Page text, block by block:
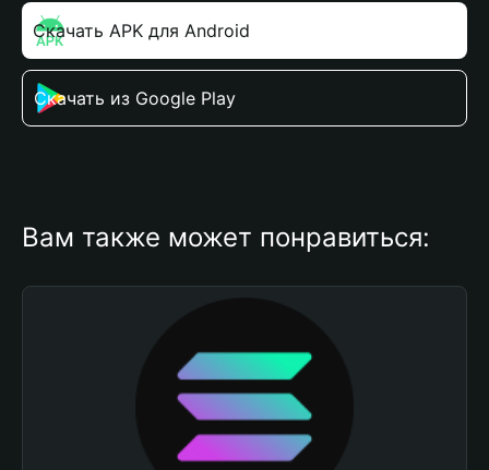
Скачать APK для Android
Скачать из Google Play
Вам также может понравиться: